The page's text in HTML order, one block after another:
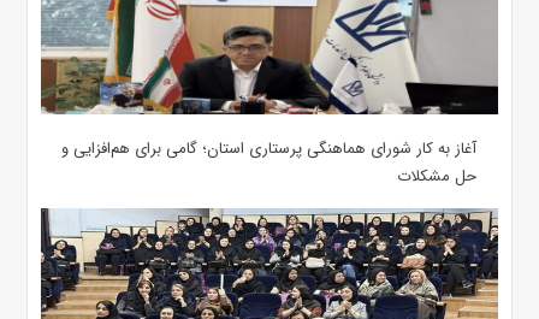
آغاز به کار شورای هماهنگی پرستاری استان؛ گامی برای هم‌افزایی و
حل مشکلات